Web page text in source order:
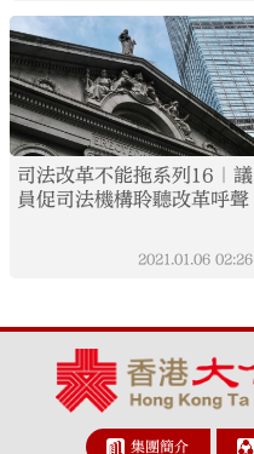
司法改革不能拖系列16｜議
員促司法機構聆聽改革呼聲
2021.01.06 02:26
集團簡介